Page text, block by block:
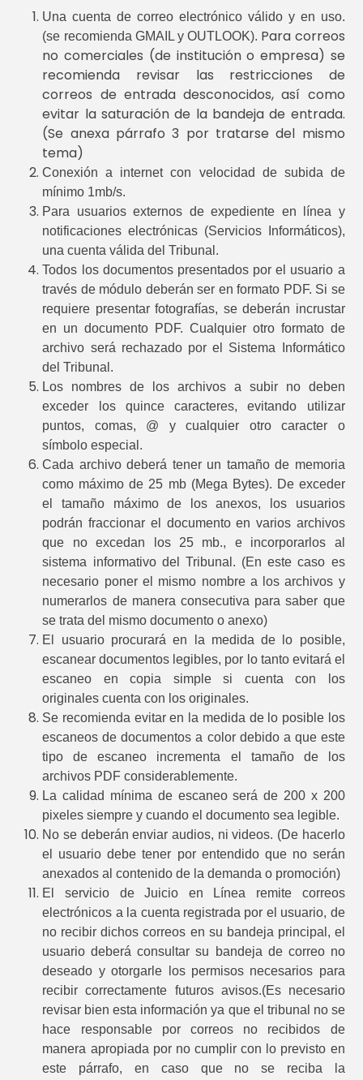
Una cuenta de correo electrónico válido y en uso.
(se recomienda GMAIL y OUTLOOK). Para correos
no comerciales (de institución o empresa) se
recomienda revisar las restricciones de
correos de entrada desconocidos, así como
evitar la saturación de la bandeja de entrada.
(Se anexa párrafo 3 por tratarse del mismo
tema)
Conexión a internet con velocidad de subida de
mínimo 1mb/s.
Para usuarios externos de expediente en línea y
notificaciones electrónicas (Servicios Informáticos),
una cuenta válida del Tribunal.
Todos los documentos presentados por el usuario a
través de módulo deberán ser en formato PDF. Si se
requiere presentar fotografías, se deberán incrustar
en un documento PDF. Cualquier otro formato de
archivo será rechazado por el Sistema Informático
del Tribunal.
Los nombres de los archivos a subir no deben
exceder los quince caracteres, evitando utilizar
puntos, comas, @ y cualquier otro caracter o
símbolo especial.
Cada archivo deberá tener un tamaño de memoria
como máximo de 25 mb (Mega Bytes). De exceder
el tamaño máximo de los anexos, los usuarios
podrán fraccionar el documento en varios archivos
que no excedan los 25 mb., e incorporarlos al
sistema informativo del Tribunal. (En este caso es
necesario poner el mismo nombre a los archivos y
numerarlos de manera consecutiva para saber que
se trata del mismo documento o anexo)
El usuario procurará en la medida de lo posible,
escanear documentos legibles, por lo tanto evitará el
escaneo en copia simple si cuenta con los
originales cuenta con los originales.
Se recomienda evitar en la medida de lo posible los
escaneos de documentos a color debido a que este
tipo de escaneo incrementa el tamaño de los
archivos PDF considerablemente.
La calidad mínima de escaneo será de 200 x 200
pixeles siempre y cuando el documento sea legible.
No se deberán enviar audios, ni videos. (De hacerlo
el usuario debe tener por entendido que no serán
anexados al contenido de la demanda o promoción)
El servicio de Juicio en Línea remite correos
electrónicos a la cuenta registrada por el usuario, de
no recibir dichos correos en su bandeja principal, el
usuario deberá consultar su bandeja de correo no
deseado y otorgarle los permisos necesarios para
recibir correctamente futuros avisos.(Es necesario
revisar bien esta información ya que el tribunal no se
hace responsable por correos no recibidos de
manera apropiada por no cumplir con lo previsto en
este párrafo, en caso que no se reciba la